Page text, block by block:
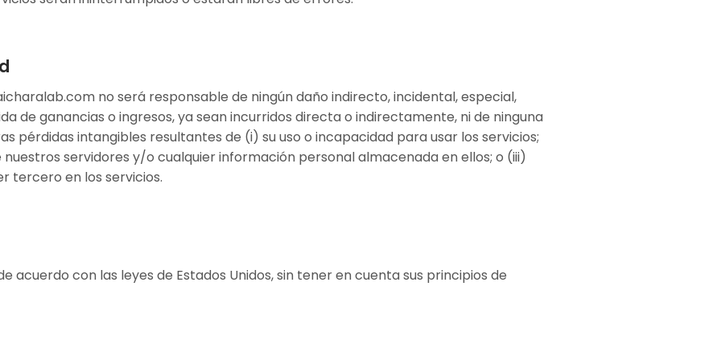
no será responsable de ningún daño indirecto, incidental, especial,
de ganancias o ingresos, ya sean incurridos directa o indirectamente, ni de ninguna
pérdidas intangibles resultantes de (i) su uso o incapacidad para usar los servicios;
servidores y/o cualquier información personal almacenada en ellos; o (iii)
tercero en los servicios.
acuerdo con las leyes de Estados Unidos, sin tener en cuenta sus principios de